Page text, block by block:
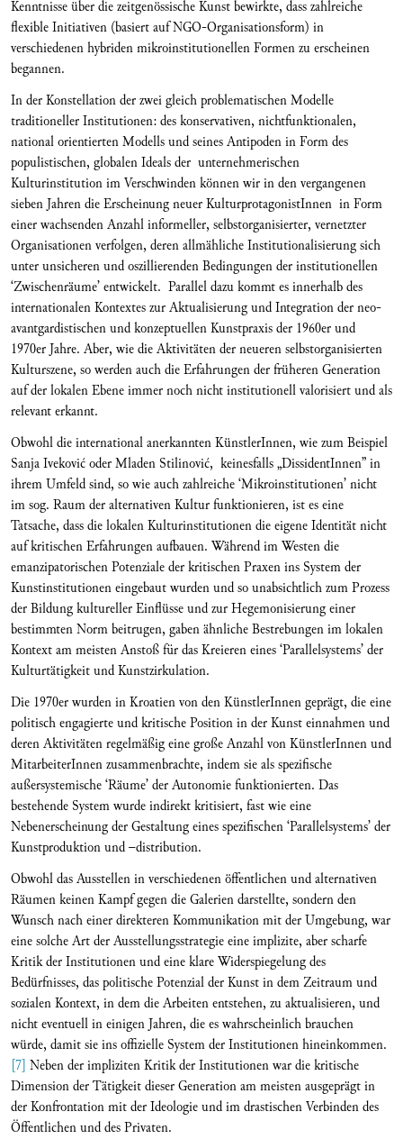
Kenntnisse über die zeitgenössische Kunst bewirkte, dass zahlreiche
flexible Initiativen (basiert auf NGO-Organisationsform) in
verschiedenen hybriden mikroinstitutionellen Formen zu erscheinen
begannen.
In der Konstellation der zwei gleich problematischen Modelle
traditioneller Institutionen: des konservativen, nichtfunktionalen,
national orientierten Modells und seines Antipoden in Form des
populistischen, globalen Ideals der unternehmerischen
Kulturinstitution im Verschwinden können wir in den vergangenen
sieben Jahren die Erscheinung neuer KulturprotagonistInnen in Form
einer wachsenden Anzahl informeller, selbstorganisierter, vernetzter
Organisationen verfolgen, deren allmähliche Institutionalisierung sich
unter unsicheren und oszillierenden Bedingungen der institutionellen
‘Zwischenräume’ entwickelt. Parallel dazu kommt es innerhalb des
internationalen Kontextes zur Aktualisierung und Integration der neo-
avantgardistischen und konzeptuellen Kunstpraxis der 1960er und
1970er Jahre. Aber, wie die Aktivitäten der neueren selbstorganisierten
Kulturszene, so werden auch die Erfahrungen der früheren Generation
auf der lokalen Ebene immer noch nicht institutionell valorisiert und als
relevant erkannt.
Obwohl die international anerkannten KünstlerInnen, wie zum Beispiel
Sanja Iveković oder Mladen Stilinović, keinesfalls „DissidentInnen” in
ihrem Umfeld sind, so wie auch zahlreiche ‘Mikroinstitutionen’ nicht
im sog. Raum der alternativen Kultur funktionieren, ist es eine
Tatsache, dass die lokalen Kulturinstitutionen die eigene Identität nicht
auf kritischen Erfahrungen aufbauen. Während im Westen die
emanzipatorischen Potenziale der kritischen Praxen ins System der
Kunstinstitutionen eingebaut wurden und so unabsichtlich zum Prozess
der Bildung kultureller Einflüsse und zur Hegemonisierung einer
bestimmten Norm beitrugen, gaben ähnliche Bestrebungen im lokalen
Kontext am meisten Anstoß für das Kreieren eines ‘Parallelsystems’ der
Kulturtätigkeit und Kunstzirkulation.
Die 1970er wurden in Kroatien von den KünstlerInnen geprägt, die eine
politisch engagierte und kritische Position in der Kunst einnahmen und
deren Aktivitäten regelmäßig eine große Anzahl von KünstlerInnen und
MitarbeiterInnen zusammenbrachte, indem sie als spezifische
außersystemische ‘Räume’ der Autonomie funktionierten. Das
bestehende System wurde indirekt kritisiert, fast wie eine
Nebenerscheinung der Gestaltung eines spezifischen ‘Parallelsystems’ der
Kunstproduktion und –distribution.
Obwohl das Ausstellen in verschiedenen öffentlichen und alternativen
Räumen keinen Kampf gegen die Galerien darstellte, sondern den
Wunsch nach einer direkteren Kommunikation mit der Umgebung, war
eine solche Art der Ausstellungsstrategie eine implizite, aber scharfe
Kritik der Institutionen und eine klare Widerspiegelung des
Bedürfnisses, das politische Potenzial der Kunst in dem Zeitraum und
sozialen Kontext, in dem die Arbeiten entstehen, zu aktualisieren, und
nicht eventuell in einigen Jahren, die es wahrscheinlich brauchen
würde, damit sie ins offizielle System der Institutionen hineinkommen.
[7] Neben der impliziten Kritik der Institutionen war die kritische
Dimension der Tätigkeit dieser Generation am meisten ausgeprägt in
der Konfrontation mit der Ideologie und im drastischen Verbinden des
Öffentlichen und des Privaten.